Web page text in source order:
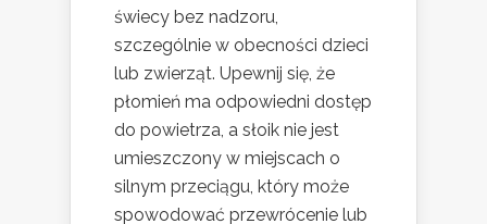
świecy bez nadzoru,
szczególnie w obecności dzieci
lub zwierząt. Upewnij się, że
płomień ma odpowiedni dostęp
do powietrza, a słoik nie jest
umieszczony w miejscach o
silnym przeciągu, który może
spowodować przewrócenie lub